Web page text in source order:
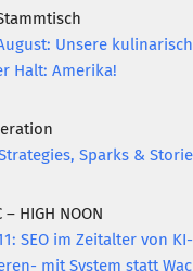
Unsere
Halt: Amerika!
Strategies, Sparks &
– HIGH NOON
SEO im Zeitalter von
mit System statt